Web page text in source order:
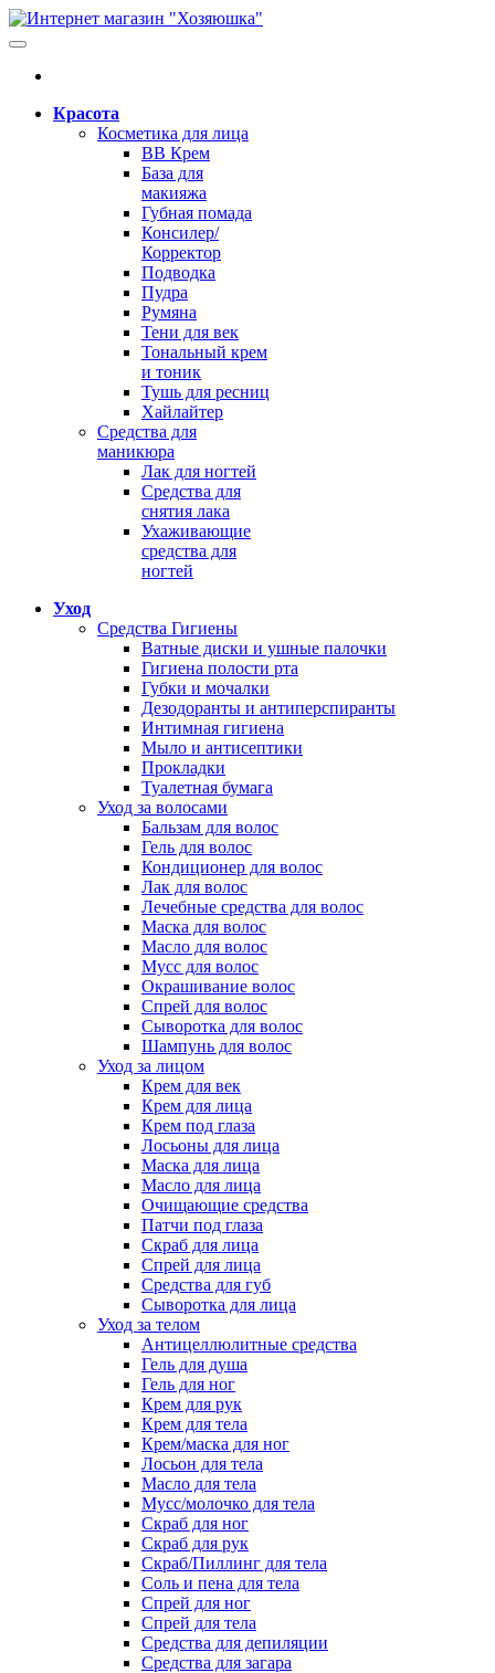
Красота
Косметика для лица
BB Крем
База для
макияжа
Губная помада
Консилер/
Корректор
Подводка
Пудра
Румяна
Тени для век
Тональный крем
и тоник
Тушь для ресниц
Хайлайтер
Средства для
маникюра
Лак для ногтей
Средства для
снятия лака
Ухаживающие
средства для
ногтей
Уход
Средства Гигиены
Ватные диски и ушные палочки
Гигиена полости рта
Губки и мочалки
Дезодоранты и антиперспиранты
Интимная гигиена
Мыло и антисептики
Прокладки
Туалетная бумага
Уход за волосами
Бальзам для волос
Гель для волос
Кондиционер для волос
Лак для волос
Лечебные средства для волос
Маска для волос
Масло для волос
Мусс для волос
Окрашивание волос
Спрей для волос
Сыворотка для волос
Шампунь для волос
Уход за лицом
Крем для век
Крем для лица
Крем под глаза
Лосьоны для лица
Маска для лица
Масло для лица
Очищающие средства
Патчи под глаза
Скраб для лица
Спрей для лица
Средства для губ
Сыворотка для лица
Уход за телом
Антицеллюлитные средства
Гель для душа
Гель для ног
Крем для рук
Крем для тела
Крем/маска для ног
Лосьон для тела
Масло для тела
Мусс/молочко для тела
Скраб для ног
Скраб для рук
Скраб/Пиллинг для тела
Соль и пена для тела
Спрей для ног
Спрей для тела
Средства для депиляции
Средства для загара